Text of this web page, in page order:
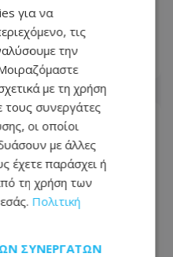
ζώδια
για να
τις
την
με τη χρήση
τους συνεργάτες
οι οποίοι
με άλλες
έχετε παράσχει ή
τη χρήση των
Πολιτική
ΣΥΝΕΡΓΑΤΏΝ